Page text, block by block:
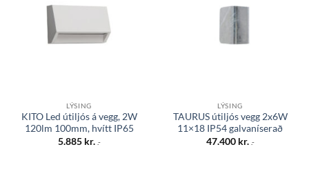
LÝSING
KITO Led útiljós á vegg, 2W
120lm 100mm, hvítt IP65
5.885 kr. .-
LÝSING
TAURUS útiljós vegg 2x6W
11×18 IP54 galvaníserað
47.400 kr. .-